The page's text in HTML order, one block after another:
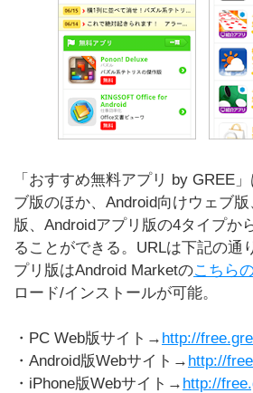
「おすすめ無料アプリ by GREE
ブ版のほか、Android向けウェブ
版、Androidアプリ版の4タイプか
ることができる。URLは下記の通
プリ版はAndroid Marketのこちら
ロード/インストールが可能。
・PC Web版サイト→ http://
・Android版Webサイト→ http://
・iPhone版Webサイト→ http://